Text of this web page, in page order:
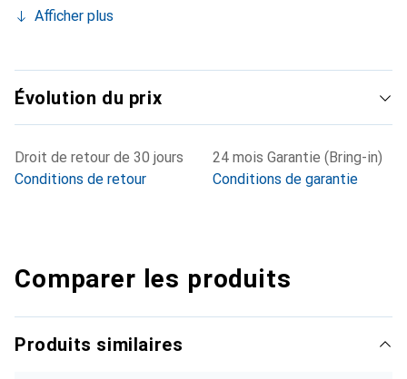
Afficher plus
Évolution du prix
Droit de retour de 30 jours
Conditions de retour
24 mois Garantie (Bring-in)
Conditions de garantie
Comparer les produits
Produits similaires